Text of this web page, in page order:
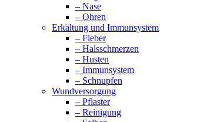
– Nase
– Ohren
Erkältung und Immunsystem
– Fieber
– Halsschmerzen
– Husten
– Immunsystem
– Schnupfen
Wundversorgung
– Pflaster
– Reinigung